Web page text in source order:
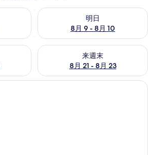
状況をチェック
明日
8月 9 - 8月 10
明日 8月 9 - 8月 10 の空室状
空室状況をチェック
来週末
8月 21 - 8月 23
来週末 8月 21 - 8月 23 の空室